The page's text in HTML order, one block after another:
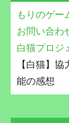
もりのゲー
お問い合わ
白猫プロジ
【白猫】
能の感想